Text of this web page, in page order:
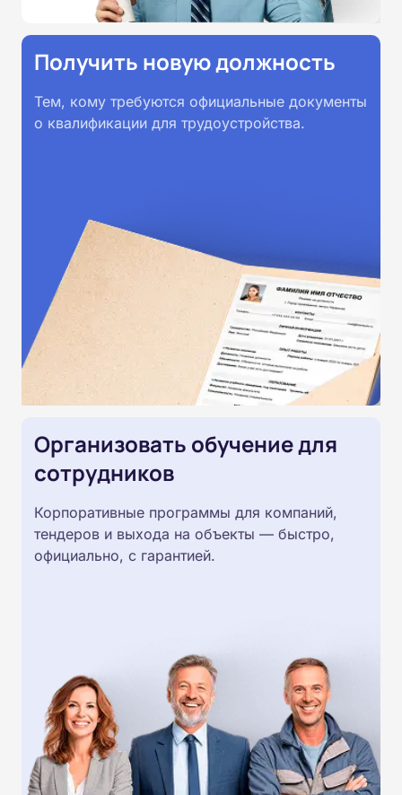
Получить новую должность
Тем, кому требуются официальные документы
о квалификации для трудоустройства.
Организовать обучение для
сотрудников
Корпоративные программы для компаний,
тендеров и выхода на объекты — быстро,
официально, с гарантией.